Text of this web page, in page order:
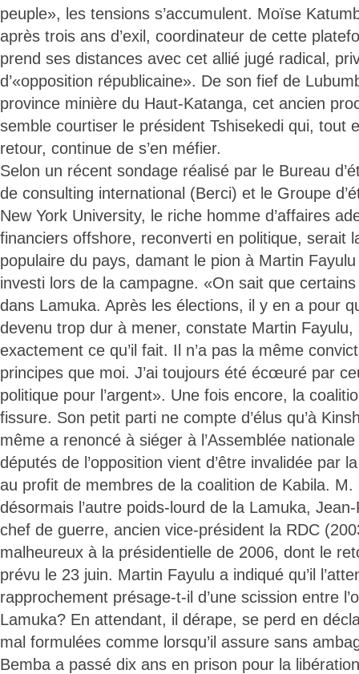
peuple», les tensions s’accumulent. Moïse
après trois ans d’exil, coordinateur de cette
prend ses distances avec cet allié jugé radical,
d’«opposition républicaine». De son fief de
province minière du Haut-Katanga, cet ancien
semble courtiser le président Tshisekedi qui, tout
retour, continue de s’en méfier.
Selon un récent sondage réalisé par le Bureau
de consulting international (Berci) et le Groupe
New York University, le riche homme d’affaires
financiers offshore, reconverti en politique, serait
populaire du pays, damant le pion à Martin
investi lors de la campagne. «On sait que
dans Lamuka. Après les élections, il y en a pour
devenu trop dur à mener, constate Martin
exactement ce qu’il fait. Il n’a pas la même
principes que moi. J’ai toujours été écœuré par
politique pour l’argent». Une fois encore, la
fissure. Son petit parti ne compte d’élus qu’à
même a renoncé à siéger à l’Assemblée nationale
députés de l’opposition vient d’être invalidée par
au profit de membres de la coalition de Kabila. M.
désormais l’autre poids-lourd de la Lamuka,
chef de guerre, ancien vice-président la RDC
malheureux à la présidentielle de 2006, dont le
prévu le 23 juin. Martin Fayulu a indiqué qu’il
rapprochement présage-t-il d’une scission entre
Lamuka? En attendant, il dérape, se perd en
mal formulées comme lorsqu’il assure sans
Bemba a passé dix ans en prison pour la